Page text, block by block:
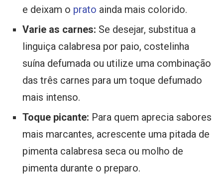
e deixam o prato ainda mais colorido.
Varie as carnes: Se desejar, substitua a
linguiça calabresa por paio, costelinha
suína defumada ou utilize uma combinação
das três carnes para um toque defumado
mais intenso.
Toque picante: Para quem aprecia sabores
mais marcantes, acrescente uma pitada de
pimenta calabresa seca ou molho de
pimenta durante o preparo.